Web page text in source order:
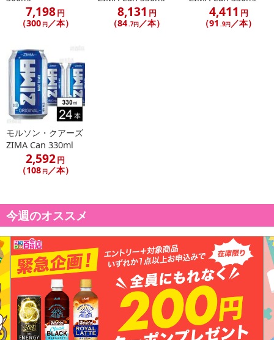
7,198円
（300 円／本）
8,131 円
（84.7円／本）
4,411 円
（91 .9円／本）
モルソン・クアーズ
ZIMA Can 330ml
2,592円
（108 円／本）
今週のオススメ